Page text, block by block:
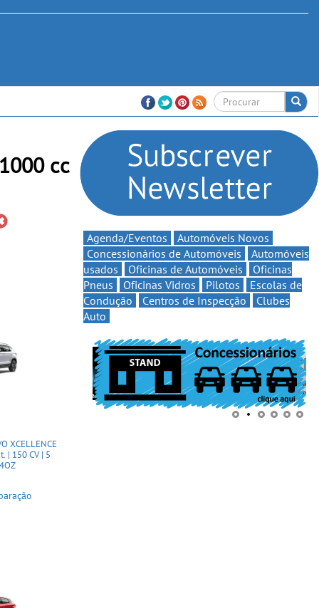
cc
XCELLENCE
| 150 CV | 5
Agenda/Eventos
Automóveis Novos
Concessionários de Automóveis
Automóveis
usados
Oficinas de Automóveis
Oficinas
Pneus
Oficinas Vidros Pilotos
Escolas de
Condução
Centros de Inspecção
Clubes
Auto